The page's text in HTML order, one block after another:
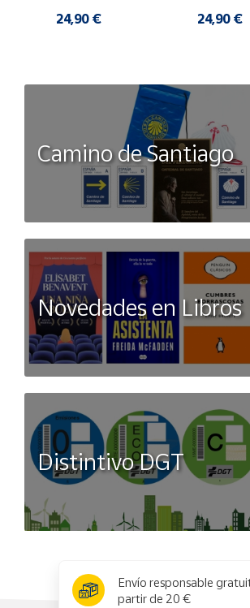
24,90 € 24,90 €
Camino de Santiago
Novedades en Libros
Distintivo DGT
Envío responsable
partir de 20 €